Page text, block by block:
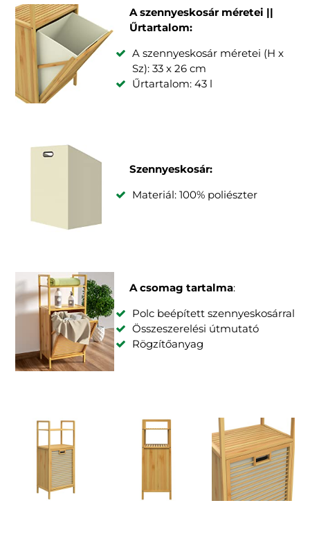
A szennyeskosár méretei ||
Űrtartalom:
A szennyeskosár méretei (H x
Sz): 33 x 26 cm
Űrtartalom: 43 l
Szennyeskosár:
Materiál: 100% poliészter
A csomag tartalma:
Polc beépített szennyeskosárral
Összeszerelési útmutató
Rögzítőanyag